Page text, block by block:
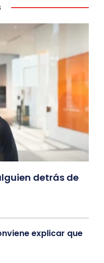
detrás de
explicar que